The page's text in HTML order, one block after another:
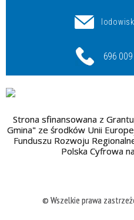
696
Strona sfinansowana z
Gmina" ze środków Unii
Funduszu Rozwoju
Polska Cyfrowa
© Wszelkie prawa